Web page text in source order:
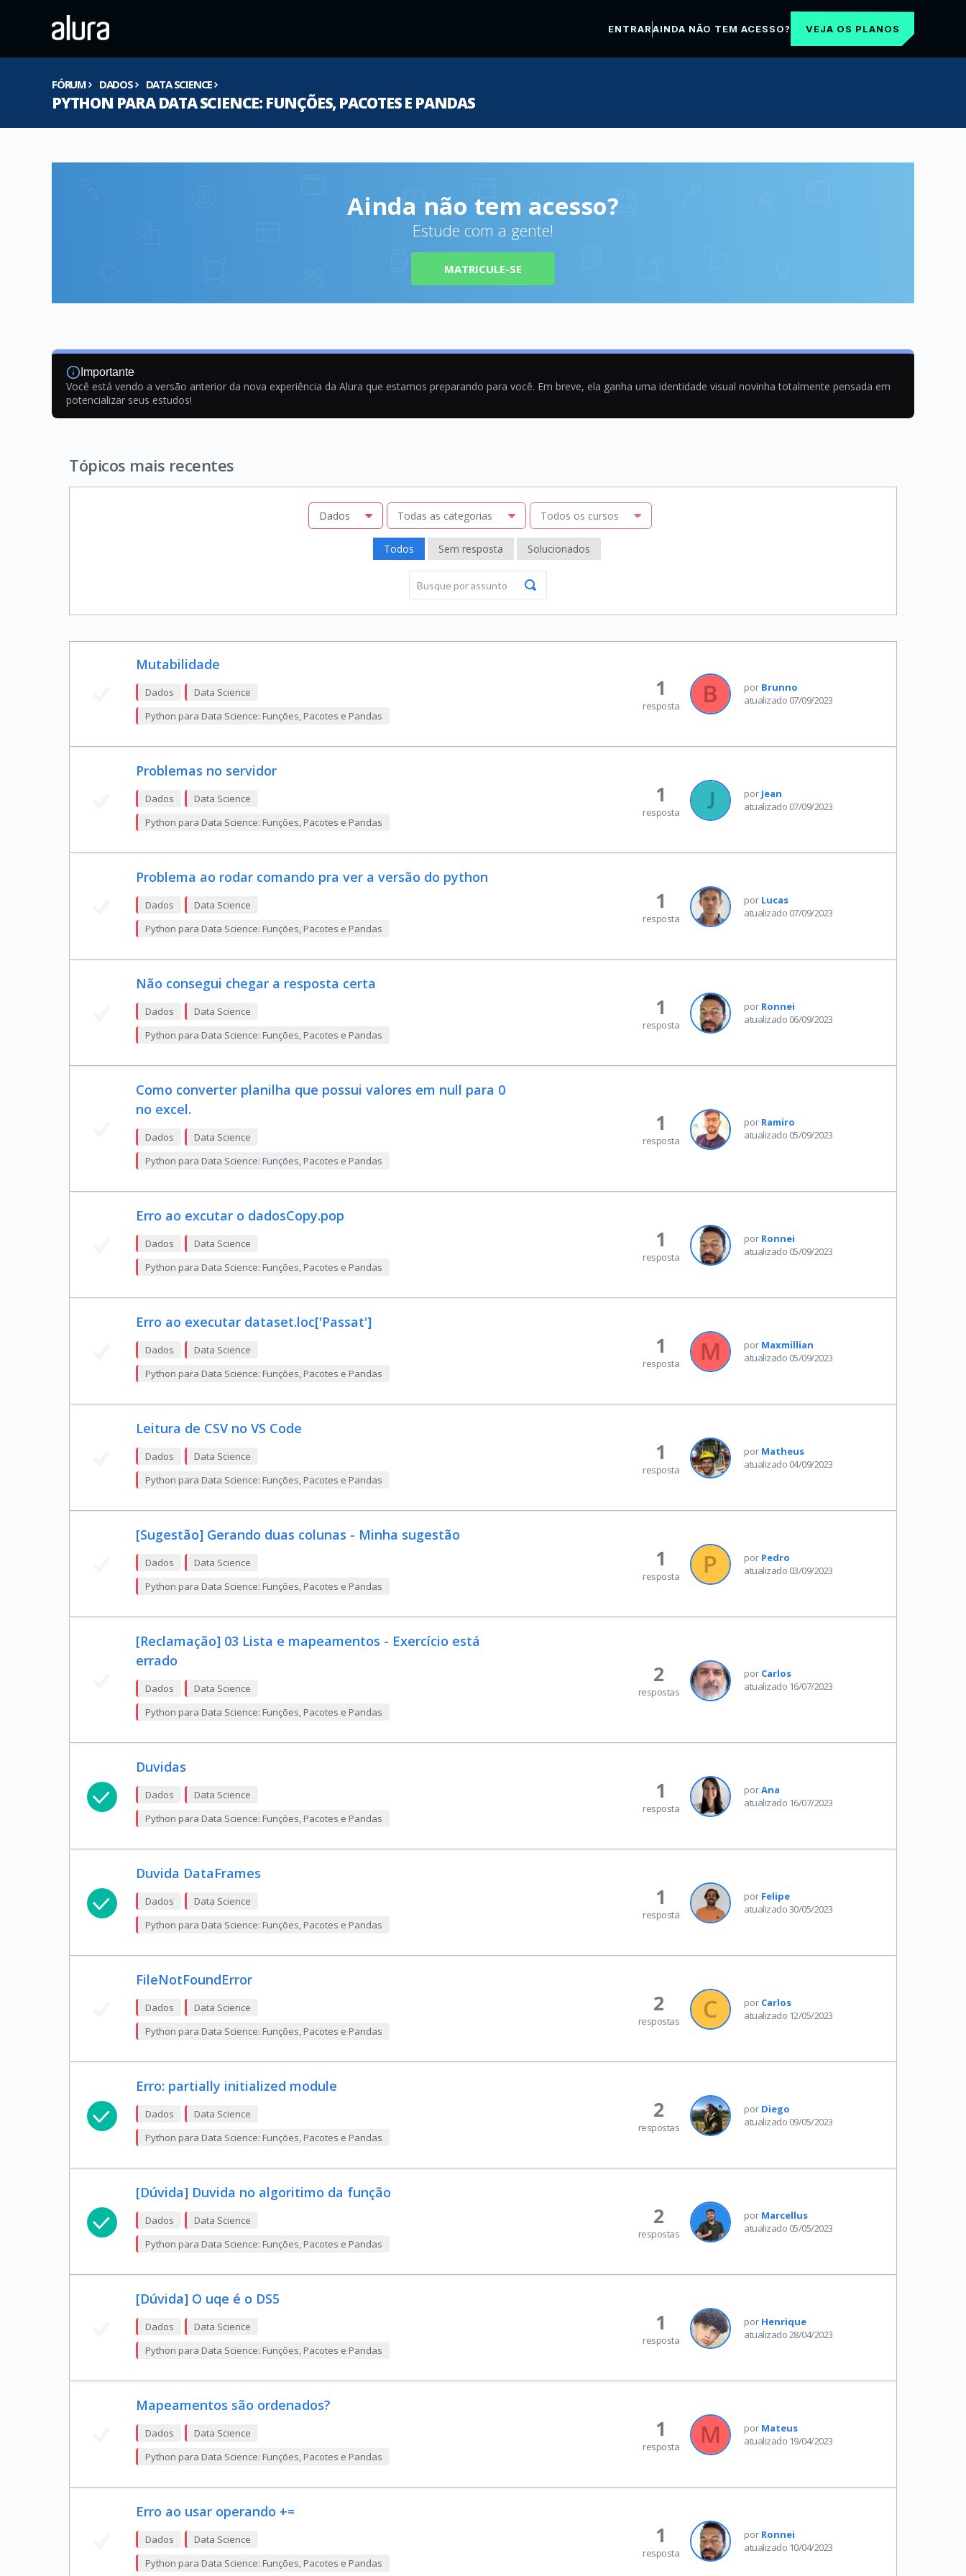
ENTRARAINDA NÃO TEM ACESSO? VEJA OS PLANOS
FÓRUM DADOS DATA SCIENCE
PYTHON PARA DATA SCIENCE: FUNÇÕES, PACOTES E PANDAS
Ainda não tem acesso?
Estude com a gente!
MATRICULE-SE
Importante
Você está vendo a versão anterior da nova experiência da Alura que estamos preparando para você. Em breve, ela ganha uma identidade visual novinha totalmente pensada em
potencializar seus estudos!
Tópicos mais recentes
Dados Todas as categorias Todos os cursos
Todos Sem resposta Solucionados
Mutabilidade
Dados
Data Science
Python para Data Science: Funções, Pacotes e Pandas
por Brunno
atualizado 07/09/2023
1
resposta
Problemas no servidor
Dados
Data Science
Python para Data Science: Funções, Pacotes e Pandas
por Jean
atualizado 07/09/2023
1
resposta
Problema ao rodar comando pra ver a versão do python
Dados
Data Science
Python para Data Science: Funções, Pacotes e Pandas
por Lucas
atualizado 07/09/2023
1
resposta
Não consegui chegar a resposta certa
Dados
Data Science
Python para Data Science: Funções, Pacotes e Pandas
por Ronnei
atualizado 06/09/2023
1
resposta
Como converter planilha que possui valores em null para 0
no excel.
Dados
Data Science
Python para Data Science: Funções, Pacotes e Pandas
por Ramiro
atualizado 05/09/2023
1
resposta
Erro ao excutar o dadosCopy.pop
Dados
Data Science
Python para Data Science: Funções, Pacotes e Pandas
por Ronnei
atualizado 05/09/2023
1
resposta
Erro ao executar dataset.loc['Passat']
Dados
Data Science
Python para Data Science: Funções, Pacotes e Pandas
por Maxmillian
atualizado 05/09/2023
1
resposta
Leitura de CSV no VS Code
Dados
Data Science
Python para Data Science: Funções, Pacotes e Pandas
por Matheus
atualizado 04/09/2023
1
resposta
[Sugestão] Gerando duas colunas - Minha sugestão
Dados
Data Science
Python para Data Science: Funções, Pacotes e Pandas
por Pedro
atualizado 03/09/2023
1
resposta
[Reclamação] 03 Lista e mapeamentos - Exercício está
errado
Dados
Data Science
Python para Data Science: Funções, Pacotes e Pandas
por Carlos
atualizado 16/07/2023
2
respostas
Duvidas
Dados
Data Science
Python para Data Science: Funções, Pacotes e Pandas
porAna
atualizado 16/07/2023
1
resposta
Duvida DataFrames
Dados
Data Science
Python para Data Science: Funções, Pacotes e Pandas
por Felipe
atualizado 30/05/2023
1
resposta
FileNotFoundError
Dados
Data Science
Python para Data Science: Funções, Pacotes e Pandas
por Carlos
atualizado 12/05/2023
2
respostas
Erro: partially initialized module
Dados
Data Science
Python para Data Science: Funções, Pacotes e Pandas
por Diego
atualizado 09/05/2023
2
respostas
[Dúvida] Duvida no algoritimo da função
Dados
Data Science
Python para Data Science: Funções, Pacotes e Pandas
por Marcellus
atualizado 05/05/2023
2
respostas
[Dúvida] O uqe é o DS5
Dados
Data Science
Python para Data Science: Funções, Pacotes e Pandas
por Henrique
atualizado 28/04/2023
1
resposta
Mapeamentos são ordenados?
Dados
Data Science
Python para Data Science: Funções, Pacotes e Pandas
por Mateus
atualizado 19/04/2023
1
resposta
Erro ao usar operando +=
Dados
Data Science
Python para Data Science: Funções, Pacotes e Pandas
por Ronnei
atualizado 10/04/2023
1
resposta